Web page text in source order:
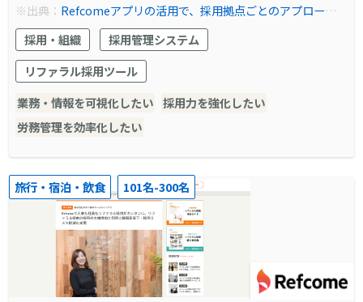
※出典： Refcomeアプリの活用で、採用拠点ごとのアプローチ
が可能に。潜在層に向けたリファラル採用とは | Refcome (リフ
カム) - リファラル採用を見える化し、共にカイゼンする伴走型サ
ービス
採用・組織
採用管理システム
リファラル採用ツール
業務・情報を可視化したい 採用力を強化したい
労務管理を効率化したい
旅行・宿泊・飲食 101名-300名